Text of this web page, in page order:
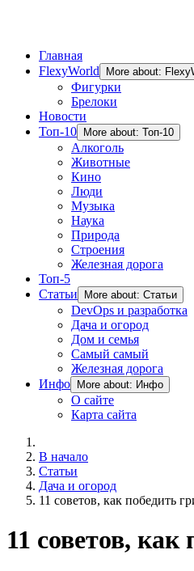
Главная
FlexyWorld
More about:
Фигурки
Брелоки
Новости
Топ-10
More about: Топ-10
Алкоголь
Животные
Кино
Люди
Музыка
Наука
Природа
Строения
Железная дорога
Топ-5
Статьи
More about: Статьи
DevOps и разработка
Дача и огород
Дом и семья
Самый самый
Железная дорога
Инфо
More about: Инфо
О сайте
Карта сайта
В начало
Статьи
Дача и огород
11 советов, как победить
11 советов,